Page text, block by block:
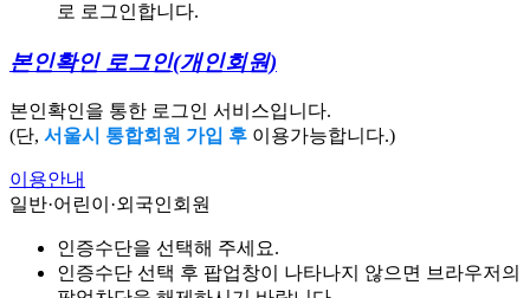
로 로그인합니다.
본인확인 로그인(개인회원)
본인확인을 통한 로그인 서비스입니다.
(단, 서울시 통합회원 가입 후 이용가능합니다.)
이용안내
일반·어린이·외국인회원
인증수단을 선택해 주세요.
인증수단 선택 후 팝업창이 나타나지 않으면 브라우저의